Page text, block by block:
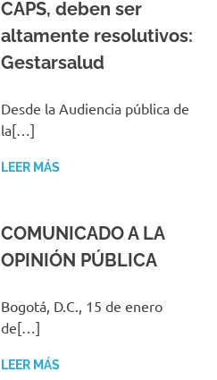
CAPS, deben ser
altamente resolutivos:
Gestarsalud
Desde la Audiencia pública de
la[…]
LEER MÁS
COMUNICADO A LA
OPINIÓN PÚBLICA
Bogotá, D.C., 15 de enero
de[…]
LEER MÁS